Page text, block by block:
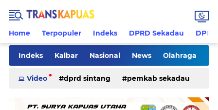
Home Terpopuler Indeks DPRD Sekadau
Indeks Kalbar Nasional News Olahraga
Pilkades Rohani Sanggau Sekadau
kriminal
Video dprd sintang pemkab sekadau